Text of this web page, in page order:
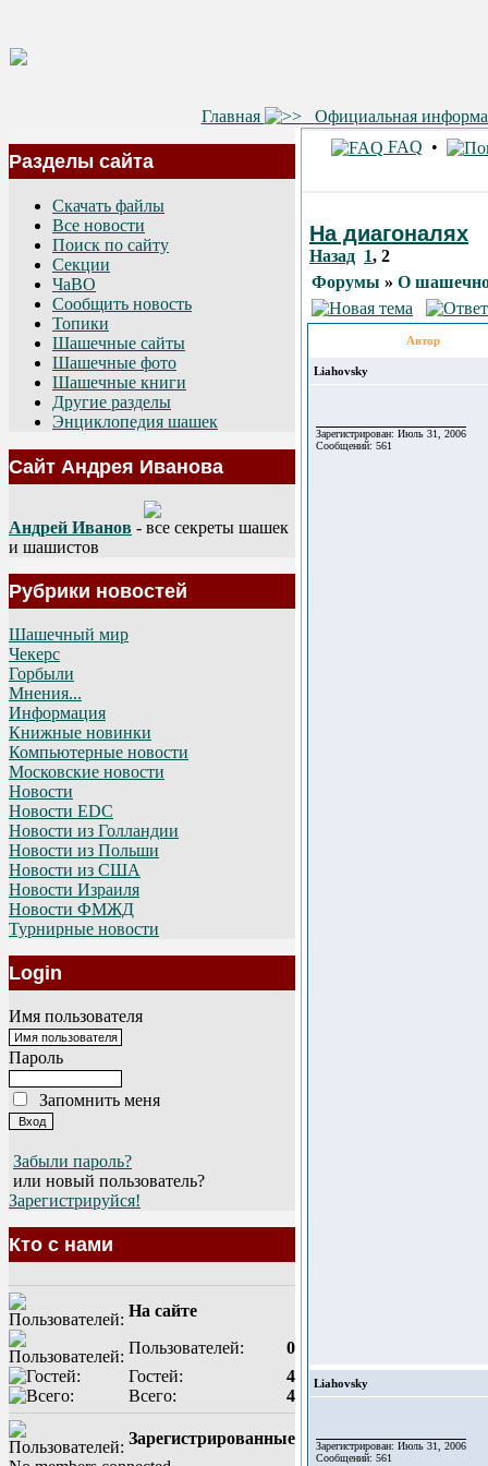
Главная Официальная
Разделы сайта
Скачать файлы
Все новости
Поиск по сайту
Секции
ЧаВО
Сообщить новость
Топики
Шашечные сайты
Шашечные фото
Шашечные книги
Другие разделы
Энциклопедия шашек
Сайт Андрея Иванова
Андрей Иванов - все секреты шашек
и шашистов
Рубрики новостей
Шашечный мир
Чекерс
Горбыли
Мнения...
Информация
Книжные новинки
Компьютерные новости
Московские новости
Новости
Новости EDC
Новости из Голландии
Новости из Польши
Новости из США
Новости Израиля
Новости ФМЖД
Турнирные новости
Login
Имя пользователя
Пароль
Запомнить меня
Забыли пароль?
или новый пользователь?
Зарегистрируйся!
Кто с нами
На сайте
Пользователей:
0
Гостей:
4
Всего:
4
Зарегистрированные
FAQ •
На диагоналях
Назад 1, 2
Форумы » О
Автор
Liahovsky
Зарегистрирован: Июль 31, 2006
Сообщений: 561
Liahovsky
Зарегистрирован: Июль 31, 2006
Сообщений: 561